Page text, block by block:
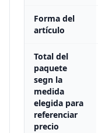
Forma del
artículo
Total del
paquete
segn la
medida
elegida para
referenciar
precio